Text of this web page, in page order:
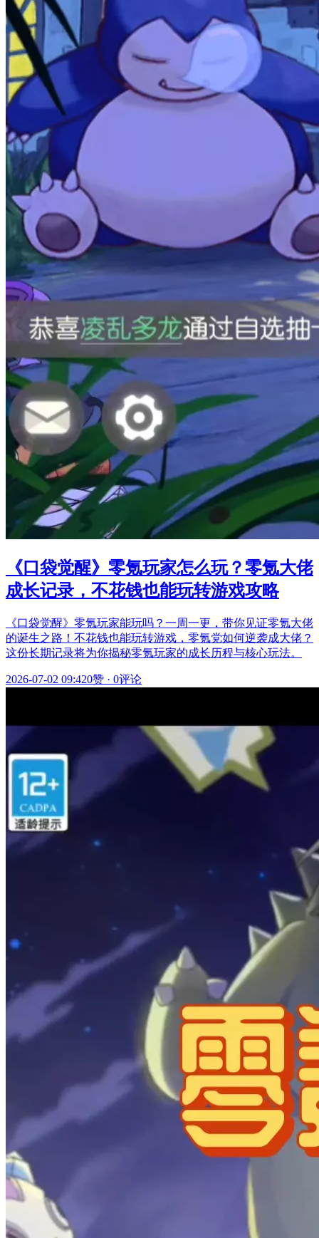
《口袋觉醒》零氪玩家怎么玩？零氪大佬
成长记录，不花钱也能玩转游戏攻略
《口袋觉醒》零氪玩家能玩吗？一周一更，带你见证零氪大佬
的诞生之路！不花钱也能玩转游戏，零氪党如何逆袭成大佬？
这份长期记录将为你揭秘零氪玩家的成长历程与核心玩法。
2026-07-02 09:420赞 · 0评论